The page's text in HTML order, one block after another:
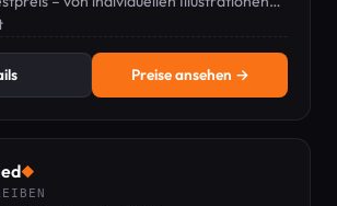
Vorlagen und mehr.
Preise ansehen →
◆